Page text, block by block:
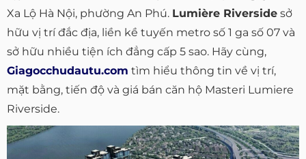
Xa Lộ Hà Nội, phường An Phú. Lumière Riverside sở
hữu vị trí đắc địa, liền kề tuyến metro số 1 ga số 07 và
sở hữu nhiều tiện ích đẳng cấp 5 sao. Hãy cùng,
Giagocchudautu.com tìm hiểu thông tin về vị trí,
mặt bằng, tiến độ và giá bán căn hộ Masteri Lumiere
Riverside.